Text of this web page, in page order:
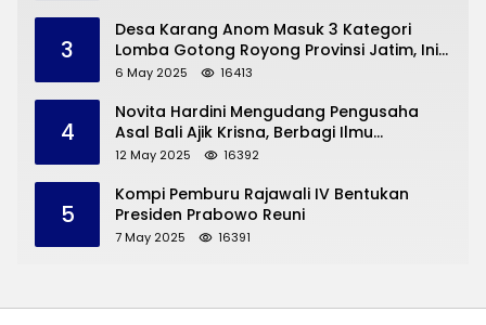
3
Desa Karang Anom Masuk 3 Kategori
Lomba Gotong Royong Provinsi Jatim, Ini
yang Disampaikan Sekda Trenggalek
6 May 2025 16413
4
Novita Hardini Mengudang Pengusaha
Asal Bali Ajik Krisna, Berbagi Ilmu
Pengembangan Pariwisata dan UMKM
12 May 2025 16392
5
Kompi Pemburu Rajawali IV Bentukan
Presiden Prabowo Reuni
7 May 2025 16391